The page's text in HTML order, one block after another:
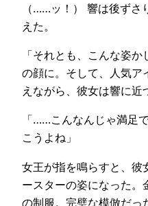
（……ッ！） 響は後ずさ
えた。
「それとも、こんな姿
の顔に。そして、人気ア
えながら、彼女は響に近
「……こんなんじゃ満足
こうよね」
女王が指を鳴らすと、彼
ースターの姿になった。
の制服。完璧な模倣だっ